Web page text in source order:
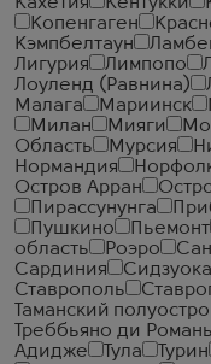
Копенгаген
Кэмпбелтаун
Лигурия
Лимпопо
Лоуленд (Равнина)
Малага
Мариинск
Милан
Мияги
Область
Мурсия
Нормандия
Остров Арран
Пирассунунга
Пушкино
Пьемонт
область
Роэро
Сардиния
Сидзуока
Ставрополь
Таманский
Треббьяно ди
Адидже
Тула Турин